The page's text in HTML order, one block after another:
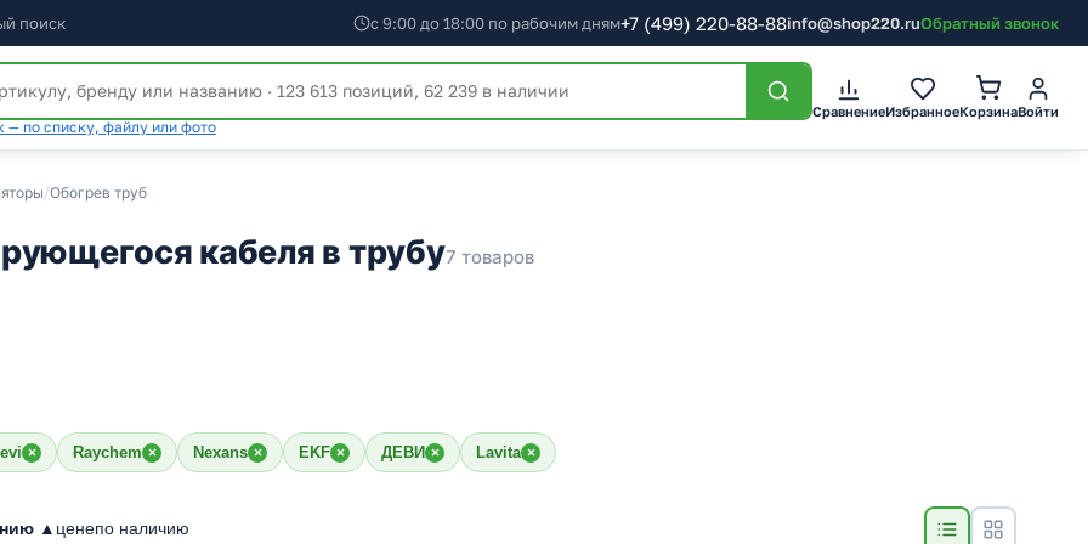
поиск с 9:00 до 18:00 по рабочим дням+7 (499) 220-88-88info@shop220.ruОбратный звонок
— по списку, файлу или фото
СравнениеИзбранноеКорзинаВойти
/Обогрев труб
кабеля в трубу7 товаров
× Raychem × Nexans × EKF × ДЕВИ × Lavita ×
▲ ценепо наличию